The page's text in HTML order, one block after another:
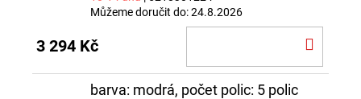
Můžeme doručit do:24.8.2026
3 294 Kč
barva: modrá, počet polic: 5 polic